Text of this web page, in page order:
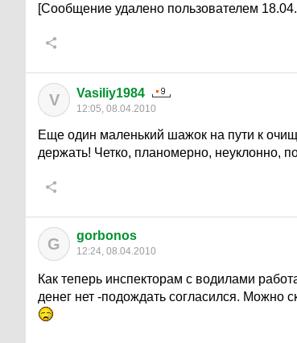
[Сообщение удалено пользователем
V Vasiliy1984
12:05, 08.04.2010
Еще один маленький шажок на пути к
держать! Четко, планомерно, неуклонно,
G gorbonos
12:24, 08.04.2010
Как теперь инспекторам с водилами
денег нет -подождать согласился. Можно